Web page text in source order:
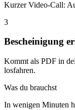
Kurzer Video-Call:
3
Bescheinigung
Kommt als PDF in
losfahren.
Was du brauchst
In wenigen Minuten